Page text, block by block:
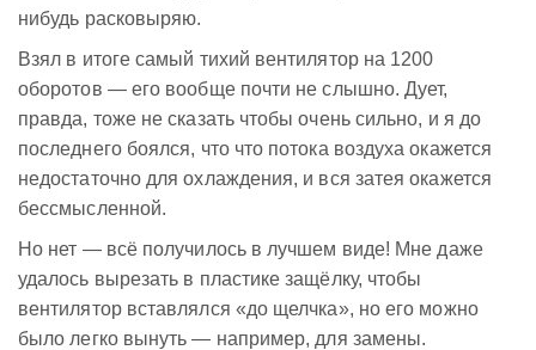
нибудь расковыряю.
Взял в итоге самый тихий вентилятор на 1200
оборотов — его вообще почти не слышно. Дует,
правда, тоже не сказать чтобы очень сильно, и я до
последнего боялся, что что потока воздуха окажется
недостаточно для охлаждения, и вся затея окажется
бессмысленной.
Но нет — всё получилось в лучшем виде! Мне даже
удалось вырезать в пластике защёлку, чтобы
вентилятор вставлялся «до щелчка», но его можно
было легко вынуть — например, для замены.